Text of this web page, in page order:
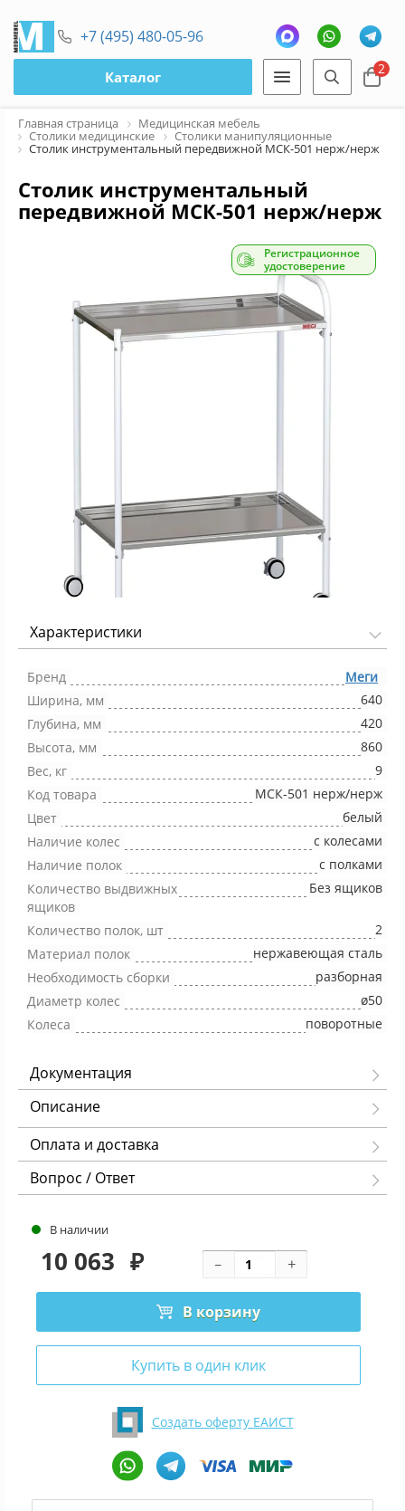
+7 (495) 480-05-96
Каталог 2
Главная страница Медицинская мебель
Столики медицинские Столики манипуляционные
Столик инструментальный передвижной МСК-501 нерж/нерж
Столик инструментальный
передвижной МСК-501 нерж/нерж
Регистрационное
удостоверение
Характеристики
Бренд
Меги
Ширина, мм
640
Глубина, мм
420
Высота, мм
860
Вес, кг
9
Код товара
МСК-501 нерж/нерж
Цвет
белый
Наличие колес
с колесами
Наличие полок
с полками
Количество выдвижных
ящиков
Без ящиков
Количество полок, шт
2
Материал полок
нержавеющая сталь
Необходимость сборки
разборная
Диаметр колес
ø50
Колеса
поворотные
Документация
Описание
Оплата и доставка
Вопрос / Ответ
В наличии
10 063 ₽
В корзину
Купить в один клик
Создать оферту ЕАИСТ